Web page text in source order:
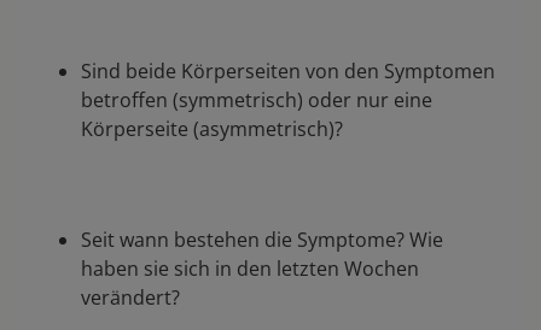
Sind beide Körperseiten von den Symptomen
betroffen (symmetrisch) oder nur eine
Körperseite (asymmetrisch)?
Seit wann bestehen die Symptome? Wie
haben sie sich in den letzten Wochen
verändert?